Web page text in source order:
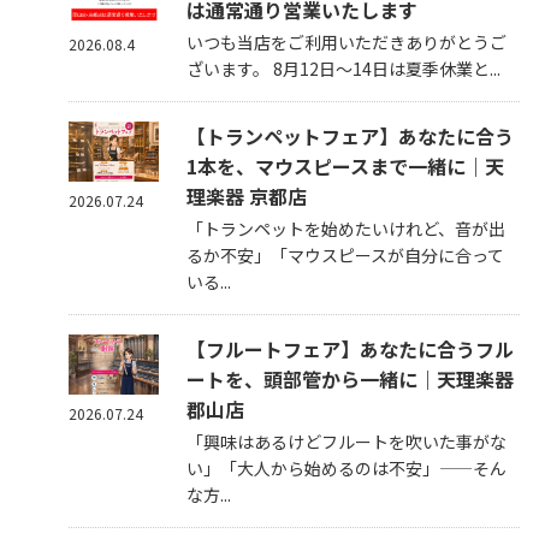
は通常通り営業いたします
いつも当店をご利用いただきありがとうご
ざいます。 8月12日～14日は夏季休業と...
2026.08.4
【トランペットフェア】あなたに合う
1本を、マウスピースまで一緒に｜天
理楽器 京都店
「トランペットを始めたいけれど、音が出
るか不安」「マウスピースが自分に合って
いる...
2026.07.24
【フルートフェア】あなたに合うフル
ートを、頭部管から一緒に｜天理楽器
郡山店
「興味はあるけどフルートを吹いた事がな
い」「大人から始めるのは不安」——そん
な方...
2026.07.24